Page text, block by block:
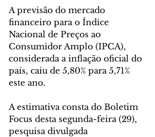
A previsão do mercado
financeiro para o Índice
Nacional de Preços ao
Consumidor Amplo (IPCA),
considerada a inflação oficial do
país, caiu de 5,80% para 5,71%
este ano.
A estimativa consta do Boletim
Focus desta segunda-feira (29),
pesquisa divulgada